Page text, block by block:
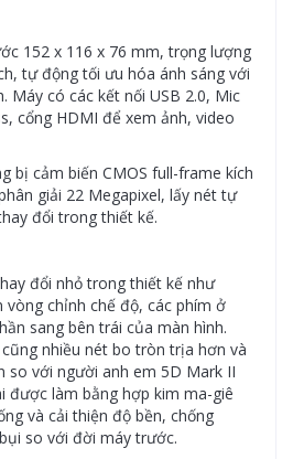
152 x 116 x 76 mm, trọng lượng
tự động tối ưu hóa ánh sáng với
Máy có các kết nối USB 2.0, Mic
cổng HDMI để xem ảnh, video
bị cảm biến CMOS full-frame kích
giải 22 Megapixel, lấy nét tự
đổi trong thiết kế.
đổi nhỏ trong thiết kế như
vòng chỉnh chế độ, các phím ở
sang bên trái của màn hình.
nhiều nét bo tròn trịa hơn và
so với người anh em 5D Mark II
được làm bằng hợp kim ma-giê
và cải thiện độ bền, chống
so với đời máy trước.